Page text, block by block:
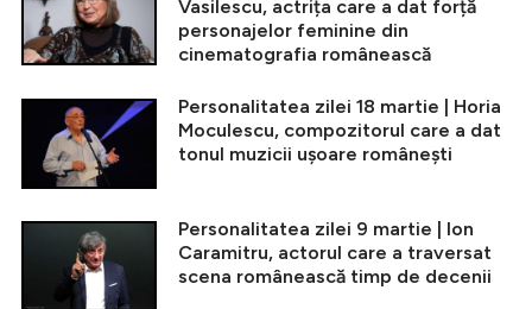
Vasilescu, actrița care a dat forță
personajelor feminine din
cinematografia românească
Personalitatea zilei 18 martie | Horia
Moculescu, compozitorul care a dat
tonul muzicii ușoare românești
Personalitatea zilei 9 martie | Ion
Caramitru, actorul care a traversat
scena românească timp de decenii